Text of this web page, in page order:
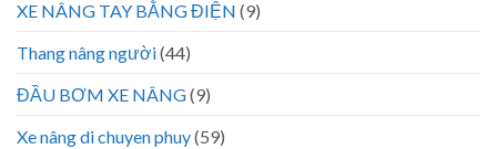
XE NÂNG TAY BẰNG ĐIỆN (9)
Thang nâng người(44)
ĐẦU BƠM XE NÂNG(9)
Xe nâng di chuyen phuy(59)